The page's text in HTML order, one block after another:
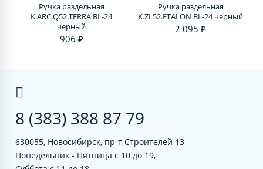
Ручка раздельная
K.ARC.Q52.TERRA BL-24
черный
906 ₽
Ручка раздельная
K.ZL52.ETALON BL-24 черный
2 095 ₽
8 (383) 388 87 79
630055, Новосибирск, пр-т Строителей 13
Понедельник - Пятница с 10 до 19,